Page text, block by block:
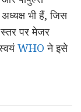
भी हैं, जिस
पर मेजर
WHO ने इसे